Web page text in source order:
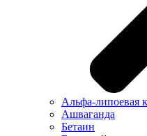
Альфа-липоевая
Ашваганда
Бетаин